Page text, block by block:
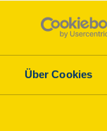
Über Cookies